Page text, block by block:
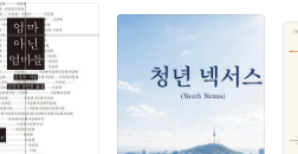
적 거부자들’이 속출했던 상황은 한국
히 발전하는 데 촉진 요인으로도 작용했
동의 가장 중요한 일부를 이루기도 했